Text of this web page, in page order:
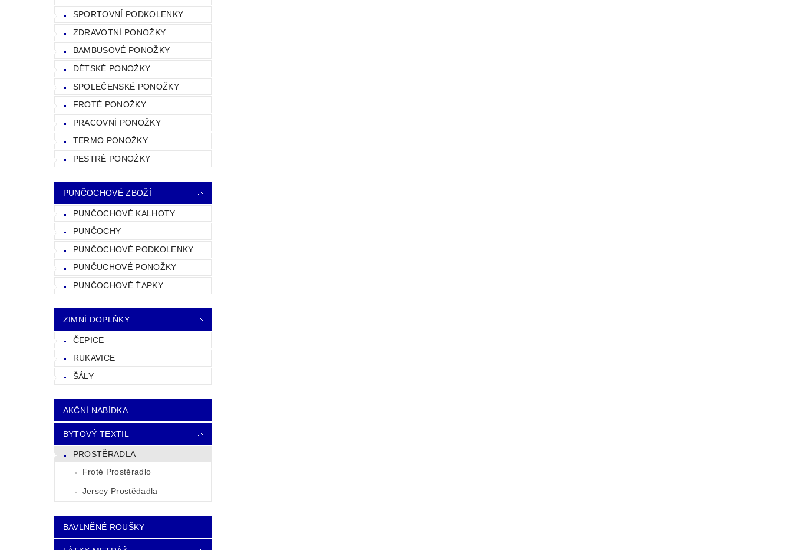
SPORTOVNÍ PODKOLENKY
ZDRAVOTNÍ PONOŽKY
BAMBUSOVÉ PONOŽKY
DĚTSKÉ PONOŽKY
SPOLEČENSKÉ PONOŽKY
FROTÉ PONOŽKY
PRACOVNÍ PONOŽKY
TERMO PONOŽKY
PESTRÉ PONOŽKY
PUNČOCHOVÉ ZBOŽÍ
PUNČOCHOVÉ KALHOTY
PUNČOCHY
PUNČOCHOVÉ PODKOLENKY
PUNČUCHOVÉ PONOŽKY
PUNČOCHOVÉ ŤAPKY
ZIMNÍ DOPLŇKY
ČEPICE
RUKAVICE
ŠÁLY
AKČNÍ NABÍDKA
BYTOVÝ TEXTIL
PROSTĚRADLA
Froté Prostěradlo
Jersey Prostědadla
BAVLNĚNÉ ROUŠKY